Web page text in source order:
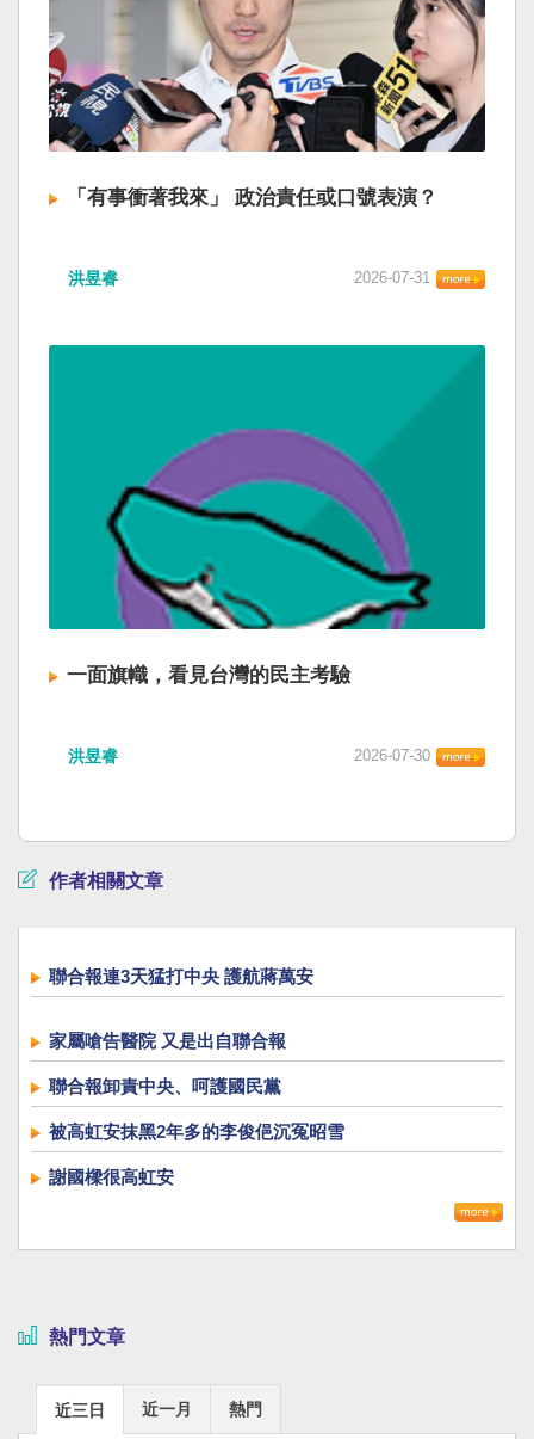
「有事衝著我來」 政治責任或口號表演？
洪昱睿 2026-07-31
一面旗幟，看見台灣的民主考驗
洪昱睿 2026-07-30
作者相關文章
聯合報連3天猛打中央 護航蔣萬安
家屬嗆告醫院 又是出自聯合報
聯合報卸責中央、呵護國民黨
被高虹安抹黑2年多的李俊俋沉冤昭雪
謝國樑很高虹安
熱門文章
近三日 近一月 熱門